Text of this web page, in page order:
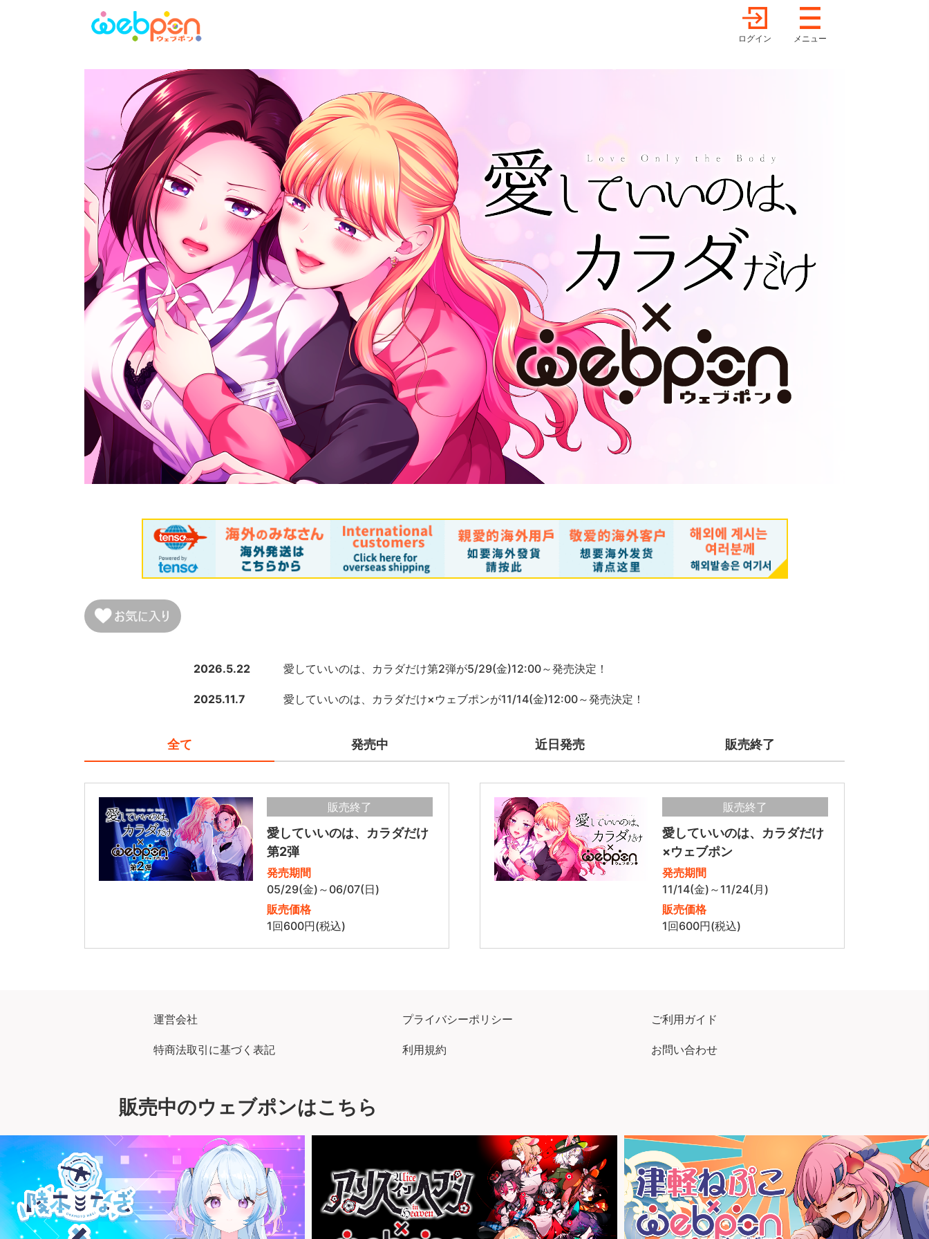
ログイン メニュー
2026.5.22 愛していいのは、カラダだけ第2弾が5/29(金)12:00～発売決定！
2025.11.7 愛していいのは、カラダだけ×ウェブポンが11/14(金)12:00～発売決定！
全て 発売中 近日発売 販売終了
販売終了
愛していいのは、カラダだけ
第2弾
発売期間
05/29(金)～06/07(日)
販売価格
1回600円(税込)
販売終了
愛していいのは、カラダだけ
×ウェブポン
発売期間
11/14(金)～11/24(月)
販売価格
1回600円(税込)
運営会社 プライバシーポリシー ご利用ガイド
特商法取引に基づく表記 利用規約 お問い合わせ
販売中のウェブポンはこちら